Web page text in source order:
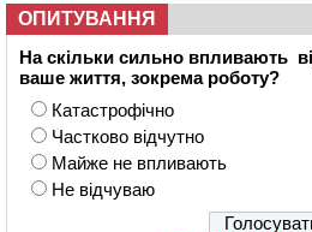
ОПИТУВАННЯ
На скільки сильно впливають
ваше життя, зокрема роботу?
Катастрофічно
Частково відчутно
Майже не впливають
Не відчуваю